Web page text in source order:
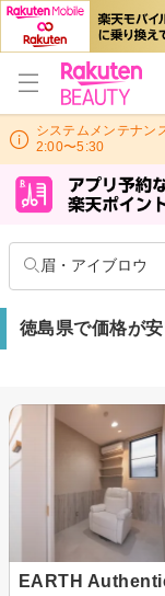
システムメンテナン
2:00〜5:30
眉・アイブロウ
徳島県で価格が
EARTH